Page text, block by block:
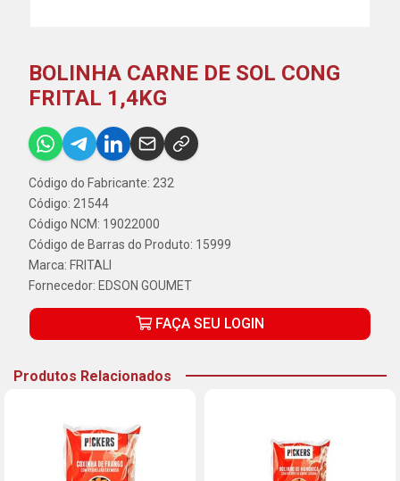
BOLINHA CARNE DE SOL CONG
FRITAL 1,4KG
Código do Fabricante: 232
Código: 21544
Código NCM: 19022000
Código de Barras do Produto: 15999
Marca: FRITALI
Fornecedor: EDSON GOUMET
FAÇA SEU LOGIN
Produtos Relacionados